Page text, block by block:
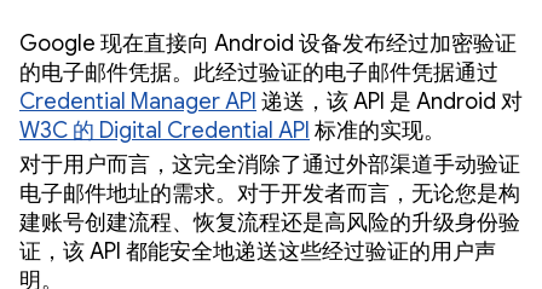
Google 现在直接向 Android 设备发布经过加密验证
的电子邮件凭据。此经过验证的电子邮件凭据通过
Credential Manager API 递送，该 API 是 Android 对
W3C 的 Digital Credential API 标准的实现。
对于用户而言，这完全消除了通过外部渠道手动验证
电子邮件地址的需求。对于开发者而言，无论您是构
建账号创建流程、恢复流程还是高风险的升级身份验
证，该 API 都能安全地递送这些经过验证的用户声
明。